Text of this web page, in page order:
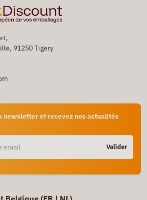
91250 Tigery
newsletter et recevez nos actualités
Valider